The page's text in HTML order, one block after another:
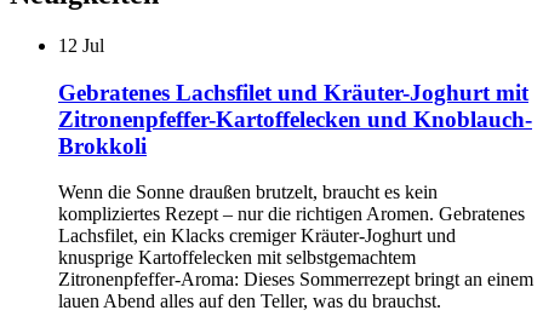
12 Jul
Gebratenes Lachsfilet und Kräuter-Joghurt mit
Zitronenpfeffer-Kartoffelecken und Knoblauch-
Brokkoli
Wenn die Sonne draußen brutzelt, braucht es kein
kompliziertes Rezept – nur die richtigen Aromen. Gebratenes
Lachsfilet, ein Klacks cremiger Kräuter-Joghurt und
knusprige Kartoffelecken mit selbstgemachtem
Zitronenpfeffer-Aroma: Dieses Sommerrezept bringt an einem
lauen Abend alles auf den Teller, was du brauchst.